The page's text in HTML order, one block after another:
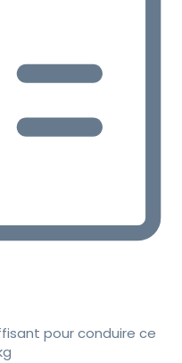
pour conduire ce